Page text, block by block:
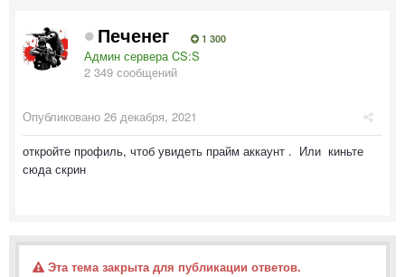
Печенег 1 300
Админ сервера CS:S
2 349 сообщений
Опубликовано 26 декабря, 2021
откройте профиль, чтоб увидеть прайм аккаунт . Или киньте
сюда скрин
Эта тема закрыта для публикации ответов.